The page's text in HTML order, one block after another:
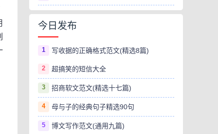
今日发布
1 写收据的正确格式范文(精选8篇)
2 超搞笑的短信大全
3 招商软文范文(精选十七篇)
4 母与子的经典句子精选90句
5 博文写作范文(通用九篇)